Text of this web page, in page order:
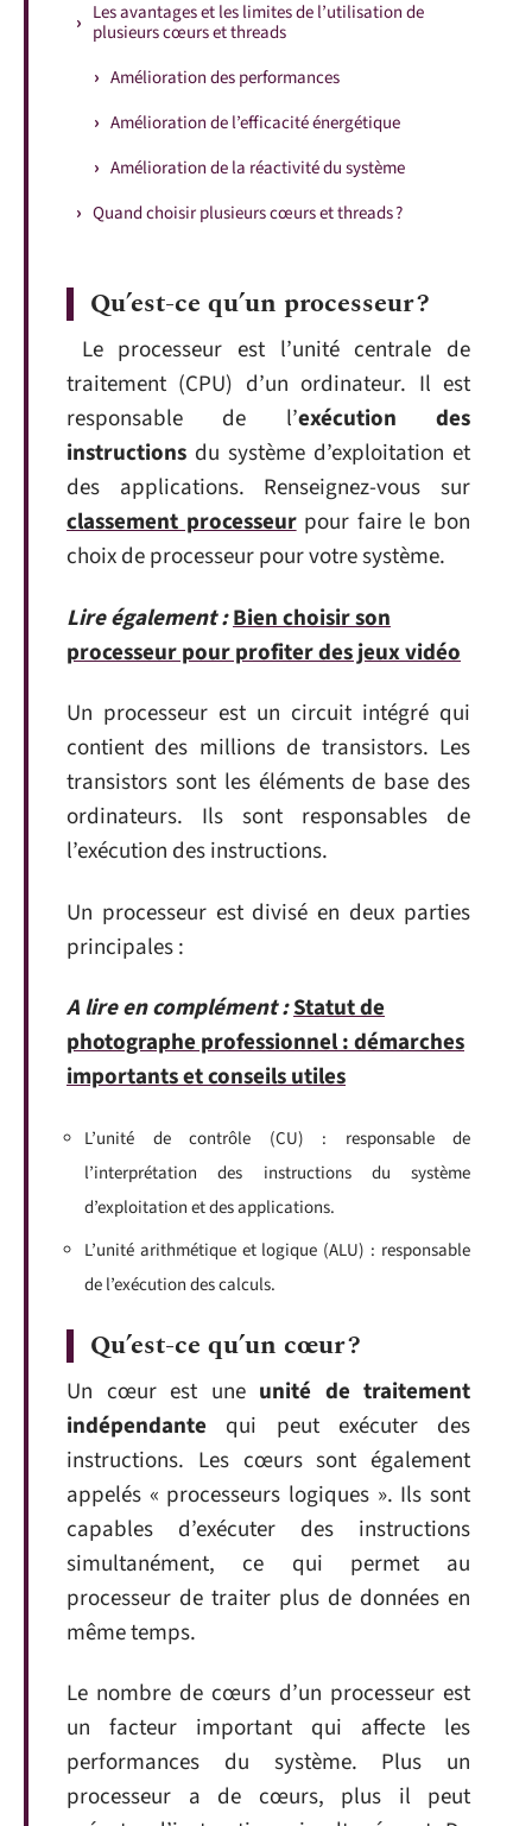
Les avantages et les limites de l’utilisation de
plusieurs cœurs et threads
Amélioration des performances
Amélioration de l’efficacité énergétique
Amélioration de la réactivité du système
Quand choisir plusieurs cœurs et threads ?
Qu’est-ce qu’un processeur ?
Le processeur est l’unité centrale de
traitement (CPU) d’un ordinateur. Il est
responsable de l’exécution des
instructions du système d’exploitation et
des applications. Renseignez-vous sur
classement processeurpour faire le bon
choix de processeur pour votre système.
Lire également :Bien choisir son
processeur pour profiter des jeux vidéo
Un processeur est un circuit intégré qui
contient des millions de transistors. Les
transistors sont les éléments de base des
ordinateurs. Ils sont responsables de
l’exécution des instructions.
Un processeur est divisé en deux parties
principales :
A lire en complément :Statut de
photographe professionnel : démarches
importants et conseils utiles
L’unité de contrôle (CU) : responsable de
l’interprétation des instructions du système
d’exploitation et des applications.
L’unité arithmétique et logique (ALU) : responsable
de l’exécution des calculs.
Qu’est-ce qu’un cœur ?
Un cœur est une unité de traitement
indépendante qui peut exécuter des
instructions. Les cœurs sont également
appelés « processeurs logiques ». Ils sont
capables d’exécuter des instructions
simultanément, ce qui permet au
processeur de traiter plus de données en
même temps.
Le nombre de cœurs d’un processeur est
un facteur important qui affecte les
performances du système. Plus un
processeur a de cœurs, plus il peut